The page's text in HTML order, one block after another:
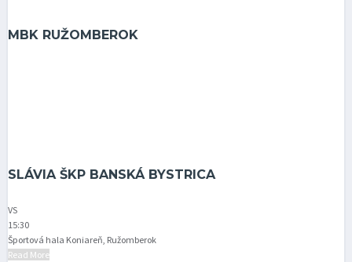
MBK RUŽOMBEROK
SLÁVIA ŠKP BANSKÁ BYSTRICA
VS
15:30
Športová hala Koniareň, Ružomberok
Read More